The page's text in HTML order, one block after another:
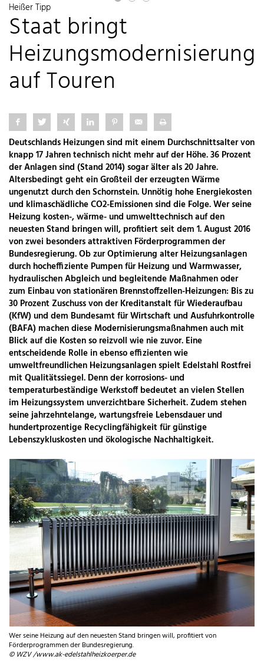
Heißer Tipp
Staat bringt
Heizungsmodernisierung
auf Touren
Deutschlands Heizungen sind mit einem Durchschnittsalter von
knapp 17 Jahren technisch nicht mehr auf der Höhe. 36 Prozent
der Anlagen sind (Stand 2014) sogar älter als 20 Jahre.
Altersbedingt geht ein Großteil der erzeugten Wärme
ungenutzt durch den Schornstein. Unnötig hohe Energiekosten
und klimaschädliche CO2-Emissionen sind die Folge. Wer seine
Heizung kosten-, wärme- und umwelttechnisch auf den
neuesten Stand bringen will, profitiert seit dem 1. August 2016
von zwei besonders attraktiven Förderprogrammen der
Bundesregierung. Ob zur Optimierung alter Heizungsanlagen
durch hocheffiziente Pumpen für Heizung und Warmwasser,
hydraulischen Abgleich und begleitende Maßnahmen oder
zum Einbau von stationären Brennstoffzellen-Heizungen: Bis zu
30 Prozent Zuschuss von der Kreditanstalt für Wiederaufbau
(KfW) und dem Bundesamt für Wirtschaft und Ausfuhrkontrolle
(BAFA) machen diese Modernisierungsmaßnahmen auch mit
Blick auf die Kosten so reizvoll wie nie zuvor. Eine
entscheidende Rolle in ebenso effizienten wie
umweltfreundlichen Heizungsanlagen spielt Edelstahl Rostfrei
mit Qualitätssiegel. Denn der korrosions- und
temperaturbeständige Werkstoff bedeutet an vielen Stellen
im Heizungssystem unverzichtbare Sicherheit. Zudem stehen
seine jahrzehntelange, wartungsfreie Lebensdauer und
hundertprozentige Recyclingfähigkeit für günstige
Lebenszykluskosten und ökologische Nachhaltigkeit.
Wer seine Heizung auf den neuesten Stand bringen will, profitiert von
Förderprogrammen der Bundesregierung.
© WZV /www.ak-edelstahlheizkoerper.de